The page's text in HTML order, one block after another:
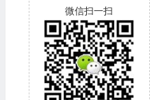
微信扫一扫